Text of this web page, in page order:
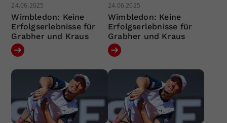
24.06.2025
Wimbledon: Keine
Erfolgserlebnisse für
Grabher und Kraus
24.06.2025
Wimbledon: Keine
Erfolgserlebnisse für
Grabher und Kraus